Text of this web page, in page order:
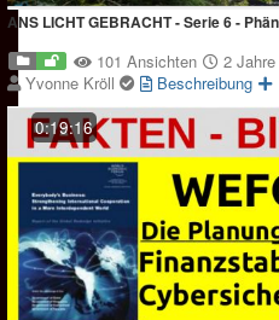
ANS LICHT GEBRACHT - Serie 6 -
101 Ansichten
2
Yvonne Kröll
Beschreibung
0:19:16